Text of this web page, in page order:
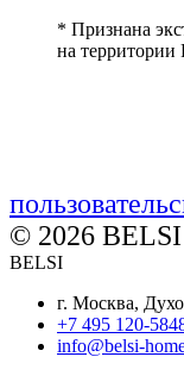
* Признана
на
© 2026
BELSI
г. Москва,
+7 495 120-
info@belsi-